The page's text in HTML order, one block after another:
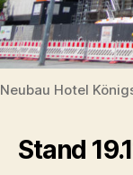
Neubau Hotel
Stand